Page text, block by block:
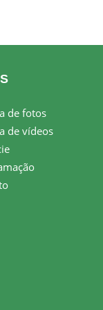
de fotos
de vídeos